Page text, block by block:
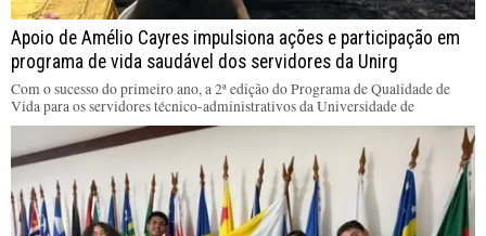
Apoio de Amélio Cayres impulsiona ações e participação em
programa de vida saudável dos servidores da Unirg
Com o sucesso do primeiro ano, a 2ª edição do Programa de Qualidade de
Vida para os servidores técnico-administrativos da Universidade de